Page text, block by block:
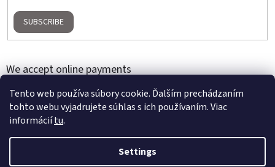
Tento web používa súbory cookie. Ďalším prechádzaním
tohto webu vyjadrujete súhlas s ich používaním. Viac
informáciítu.
Settings
SUBSCRIBE
We accept online payments
Created by Shoptet